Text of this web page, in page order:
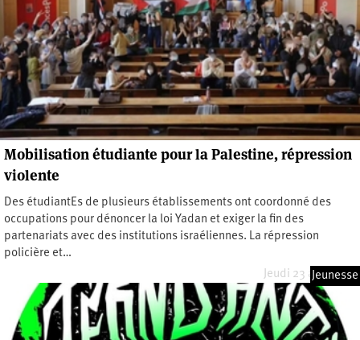
Mobilisation étudiante pour la Palestine, répression
violente
Des étudiantEs de plusieurs établissements ont coordonné des
occupations pour dénoncer la loi Yadan et exiger la fin des
partenariats avec des institutions israéliennes. La répression
policière et…
Jeudi 23 avril 2026
Jeunesse